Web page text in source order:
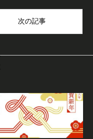
次の記事